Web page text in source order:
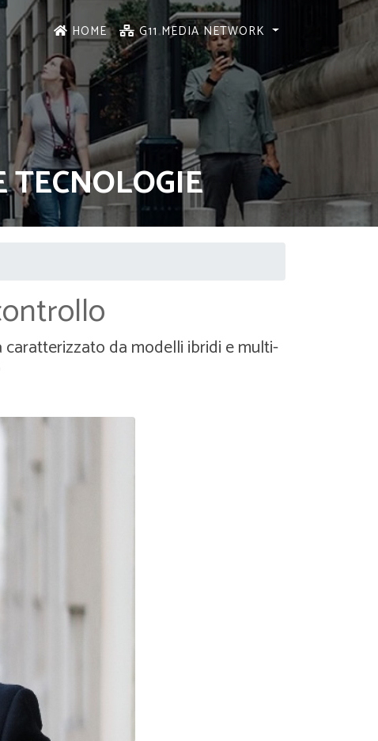
HOME G11 MEDIA NETWORK
TECNOLOGIE
da modelli ibridi e multi-